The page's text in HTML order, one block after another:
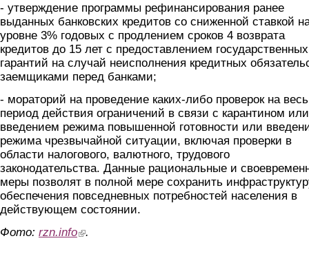
- утверждение программы рефинансирования ранее
выданных банковских кредитов со сниженной ставкой
уровне 3% годовых с продлением сроков 4 возврата
кредитов до 15 лет с предоставлением государственных
гарантий на случай неисполнения кредитных
заемщиками перед банками;
- мораторий на проведение каких-либо проверок на весь
период действия ограничений в связи с карантином или
введением режима повышенной готовности или
режима чрезвычайной ситуации, включая проверки в
области налогового, валютного, трудового
законодательства. Данные рациональные и
меры позволят в полной мере сохранить
обеспечения повседневных потребностей населения в
действующем состоянии.
Фото: rzn.info(link is external)
.